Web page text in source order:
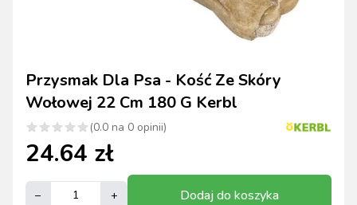
Przysmak Dla Psa - Kość Ze Skóry
Wołowej 22 Cm 180 G Kerbl
(0.0 na 0 opinii)
24.64 zł
– + Dodaj do koszyka